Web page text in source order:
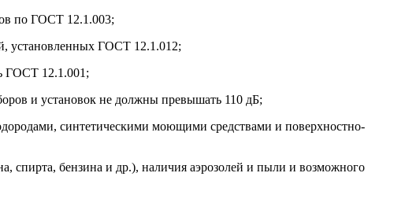
по ГОСТ 12.1.003;
установленных ГОСТ 12.1.012;
ГОСТ 12.1.001;
и установок не должны превышать 110 дБ;
синтетическими моющими средствами и поверхностно-
спирта, бензина и др.), наличия аэрозолей и пыли и возможного